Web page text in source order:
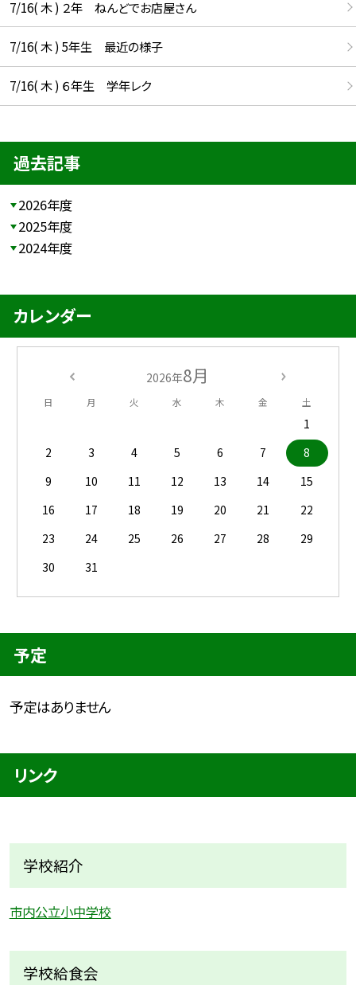
7/16( 木 ) ２年 ねんどでお店屋さん
7/16( 木 ) 5年生 最近の様子
7/16( 木 ) ６年生 学年レク
過去記事
2026年度
2025年度
2024年度
カレンダー
2026年8月
日 月 火 水 木 金 土
1
2
3 4 5 6 7
8
9
10 11 12 13 14
15
16
17 18 19 20 21
22
23
24 25 26 27 28
29
30
31
予定
予定はありません
リンク
学校紹介
市内公立小中学校
学校給食会